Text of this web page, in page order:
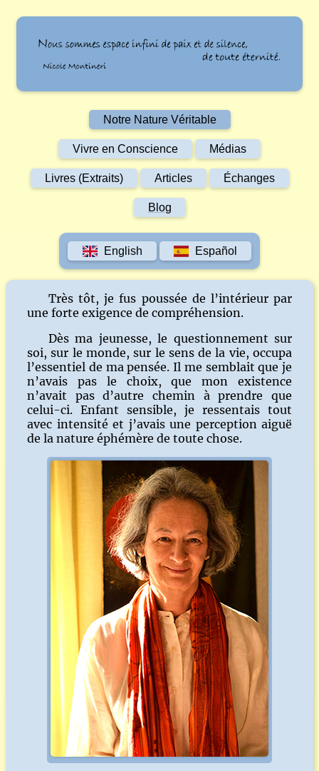
Notre Nature Véritable
Vivre en Conscience Médias
Livres (Extraits) Articles Échanges
Blog
English Español
Très tôt, je fus poussée de l’intérieur par
une forte exigence de compréhension.
Dès ma jeunesse, le questionnement sur
soi, sur le monde, sur le sens de la vie, occupa
l’essentiel de ma pensée. Il me semblait que je
n’avais pas le choix, que mon existence
n’avait pas d’autre chemin à prendre que
celui-ci. Enfant sensible, je ressentais tout
avec intensité et j’avais une perception aiguë
de la nature éphémère de toute chose.